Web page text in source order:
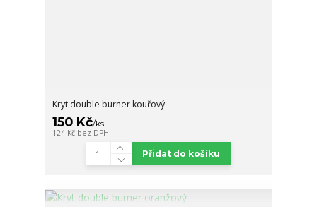
Kryt double burner kouřový
150 Kč/ks
124 Kč bez DPH
Přidat do košíku